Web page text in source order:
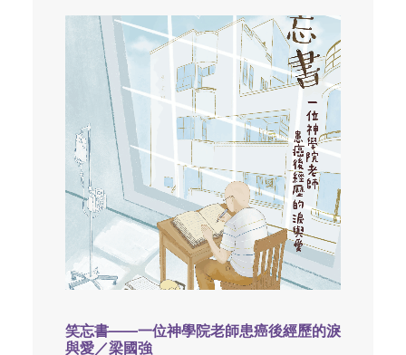
笑忘書——一位神學院老師患癌後經歷的淚
與愛／梁國強